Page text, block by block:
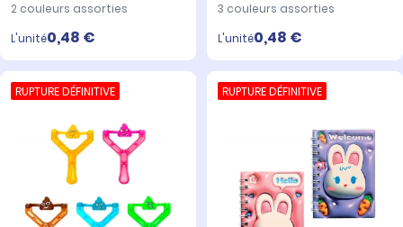
2 couleurs assorties
L'unité0,48 €
3 couleurs assorties
L'unité0,48 €
RUPTURE DÉFINITIVE RUPTURE DÉFINITIVE